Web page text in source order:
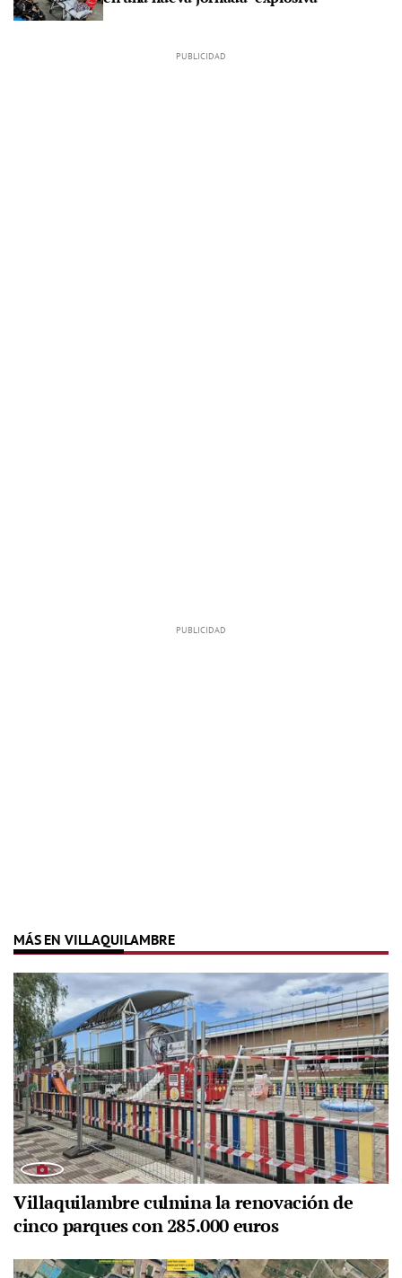
MÁS EN VILLAQUILAMBRE
Villaquilambre culmina la renovación de
cinco parques con 285.000 euros